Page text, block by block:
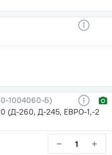
1004060-Б)
(Д-260, Д-245, ЕВРО-1,-2
− +